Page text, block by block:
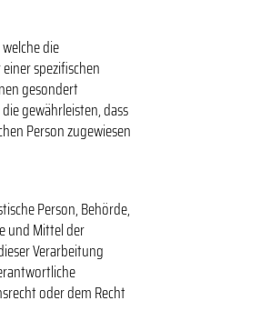
die
spezifischen
gesondert
gewährleisten, dass
Person zugewiesen
Person, Behörde,
und Mittel der
Verarbeitung
oder dem Recht